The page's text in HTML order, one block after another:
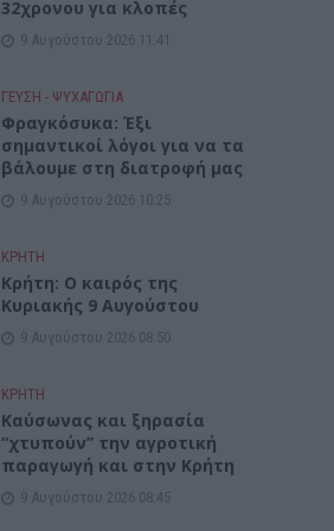
32χρονου για κλοπές
9 Αυγούστου 2026 11:41
ΓΕΎΣΗ - ΨΥΧΑΓΩΓΊΑ
Φραγκόσυκα: Έξι
σημαντικοί λόγοι για να τα
βάλουμε στη διατροφή μας
9 Αυγούστου 2026 10:25
ΚΡΗΤΗ
Κρήτη: Ο καιρός της
Κυριακής 9 Αυγούστου
9 Αυγούστου 2026 08:50
ΚΡΗΤΗ
Καύσωνας και ξηρασία
“χτυπούν” την αγροτική
παραγωγή και στην Κρήτη
9 Αυγούστου 2026 08:45